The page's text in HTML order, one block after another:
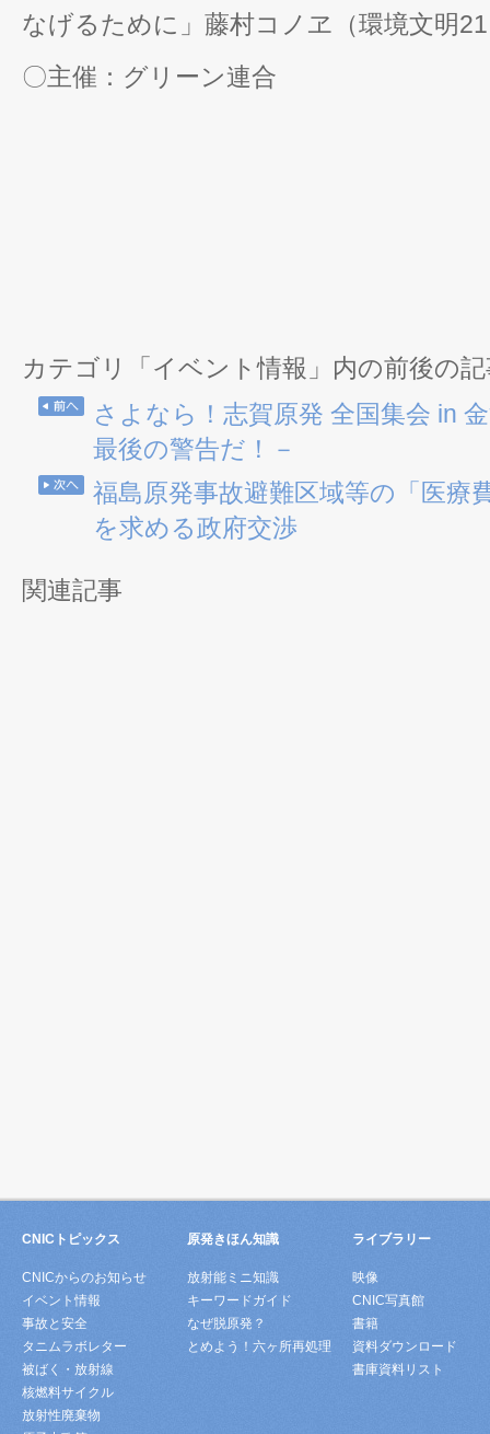
なげるために」藤村コノヱ（環境文明
〇主催：グリーン連合
カテゴリ「イベント情報」内の前後の
さよなら！志賀原発 全国集会 in
最後の警告だ！－
福島原発事故避難区域等の「医療
を求める政府交渉
関連記事
CNICトピックス
CNICからのお知らせ
イベント情報
事故と安全
タニムラボレター
被ばく・放射線
核燃料サイクル
放射性廃棄物
原発きほん知識
放射能ミニ知識
キーワードガイド
なぜ脱原発？
とめよう！六ヶ所再処理
ライブラリー
映像
CNIC写真館
書籍
資料ダウンロード
書庫資料リスト